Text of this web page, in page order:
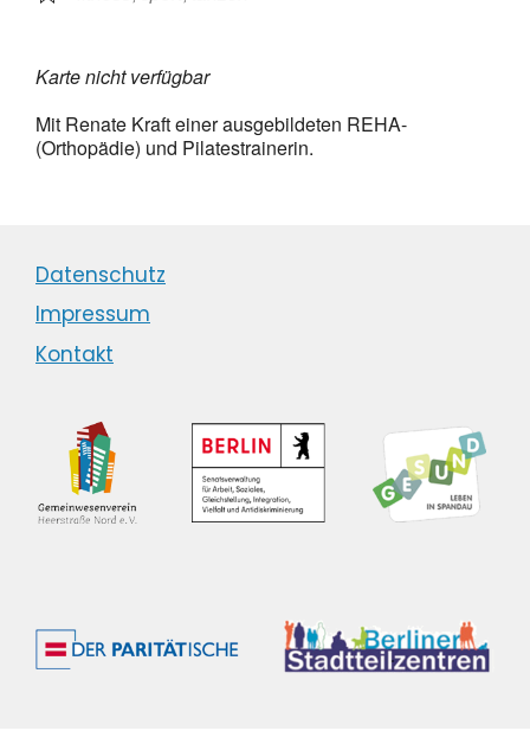
Karte nicht verfügbar
Mit Renate Kraft einer ausgebildeten REHA-
(Orthopädie) und Pilatestrainerin.
Datenschutz
Impressum
Kontakt